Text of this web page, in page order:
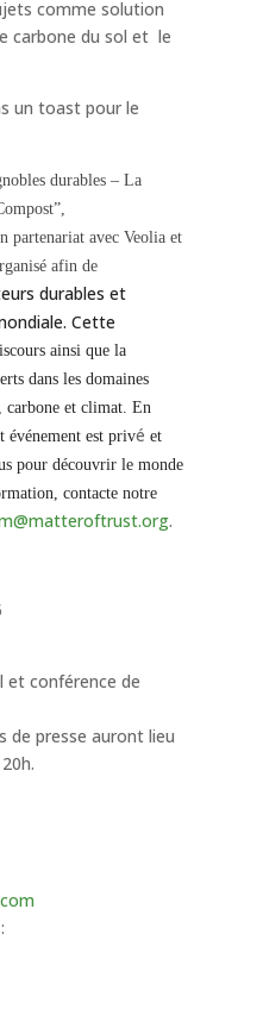
comme solution
carbone du sol et le
un toast pour le
durables – La
partenariat avec Veolia et
afin de
durables et
Cette
ainsi que la
dans les domaines
carbone et climat. En
événement est privé et
pour découvrir le monde
contacte notre
.
et conférence de
de presse auront lieu